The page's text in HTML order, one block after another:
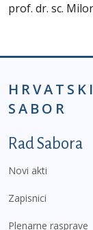
prof. dr. sc.
HRVATSKI
SABOR
Podnožje
Rad Sabora
Novi akti
Zapisnici
Plenarne rasprave